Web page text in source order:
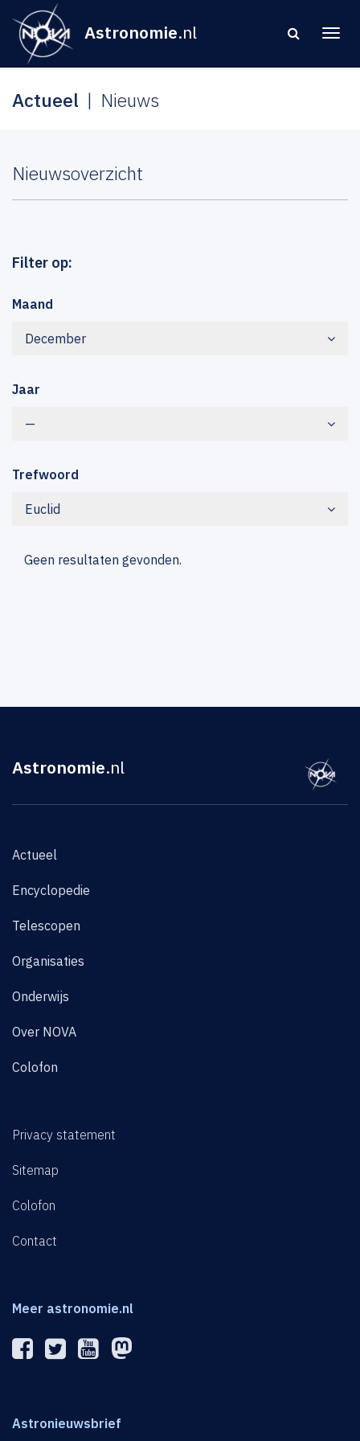
Astronomie.nl
Actueel Nieuws
Nieuwsoverzicht
Filter op:
Maand
December
Jaar
—
Trefwoord
Euclid
Geen resultaten gevonden.
Astronomie.nl
Actueel
Encyclopedie
Telescopen
Organisaties
Onderwijs
Over NOVA
Colofon
Privacy statement
Sitemap
Colofon
Contact
Meer astronomie.nl
Astronieuwsbrief